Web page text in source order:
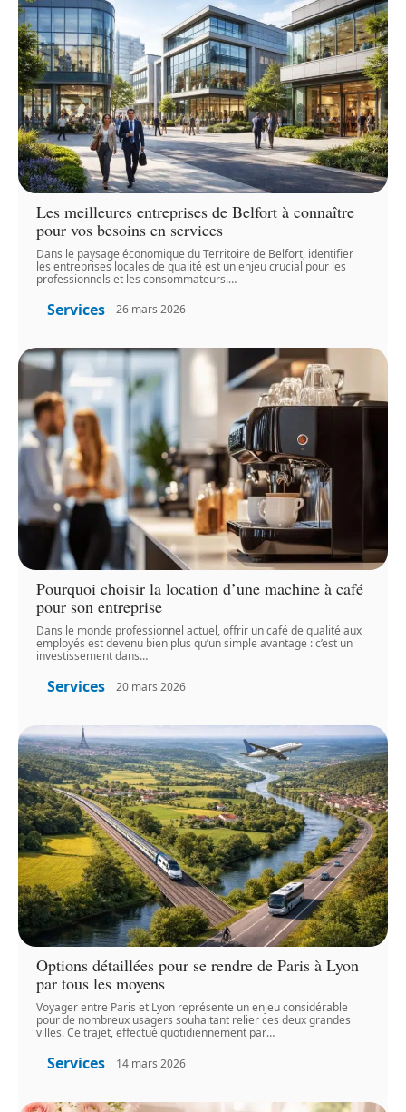
Les meilleures entreprises de Belfort à connaître
pour vos besoins en services
Dans le paysage économique du Territoire de Belfort, identifier
les entreprises locales de qualité est un enjeu crucial pour les
professionnels et les consommateurs.…
Services 26 mars 2026
Pourquoi choisir la location d’une machine à café
pour son entreprise
Dans le monde professionnel actuel, offrir un café de qualité aux
employés est devenu bien plus qu’un simple avantage : c’est un
investissement dans…
Services 20 mars 2026
Options détaillées pour se rendre de Paris à Lyon
par tous les moyens
Voyager entre Paris et Lyon représente un enjeu considérable
pour de nombreux usagers souhaitant relier ces deux grandes
villes. Ce trajet, effectué quotidiennement par…
Services 14 mars 2026